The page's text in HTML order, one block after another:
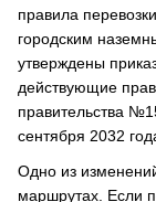
правила
городским
утверждены
действующие
правительства
сентября 2032
Одно из
маршрутах. Если